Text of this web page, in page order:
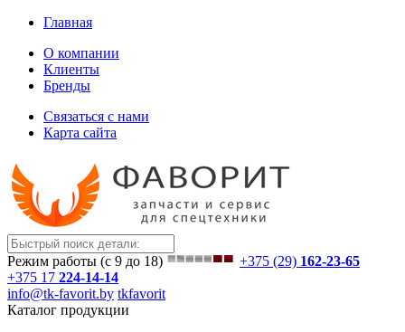
Главная
О компании
Клиенты
Бренды
Связаться с нами
Карта сайта
Режим работы (с 9 до 18) +375 (29) 162-23-65
+375 17 224-14-14
info@tk-favorit.by tkfavorit
Каталог продукции